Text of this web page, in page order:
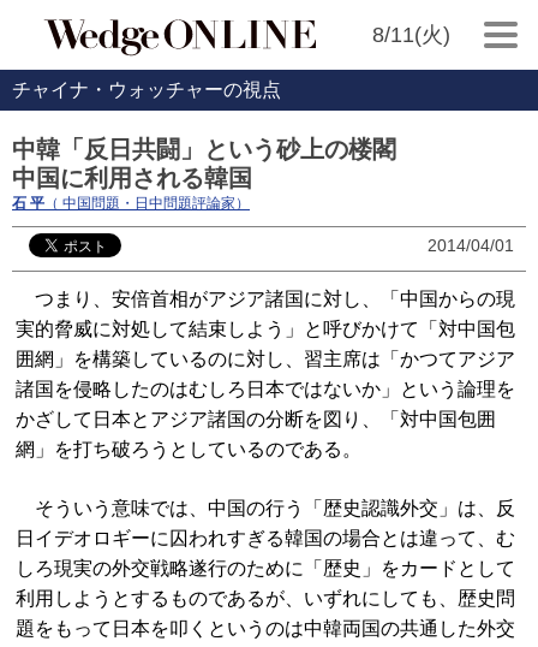
8/11(火)
チャイナ・ウォッチャーの視点
中韓「反日共闘」という砂上の楼閣
中国に利用される韓国
石 平 （ 中国問題・日中問題評論家）
2014/04/01
つまり、安倍首相がアジア諸国に対し、「中国からの現
実的脅威に対処して結束しよう」と呼びかけて「対中国包
囲網」を構築しているのに対し、習主席は「かつてアジア
諸国を侵略したのはむしろ日本ではないか」という論理を
かざして日本とアジア諸国の分断を図り、「対中国包囲
網」を打ち破ろうとしているのである。
そういう意味では、中国の行う「歴史認識外交」は、反
日イデオロギーに囚われすぎる韓国の場合とは違って、む
しろ現実の外交戦略遂行のために「歴史」をカードとして
利用しようとするものであるが、いずれにしても、歴史問
題をもって日本を叩くというのは中韓両国の共通した外交